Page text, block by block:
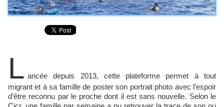
L ancée depuis 2013, cette plateforme permet à tout
migrant et à sa famille de poster son portrait photo avec l’espoir
d’être reconnu par le proche dont il est sans nouvelle. Selon le